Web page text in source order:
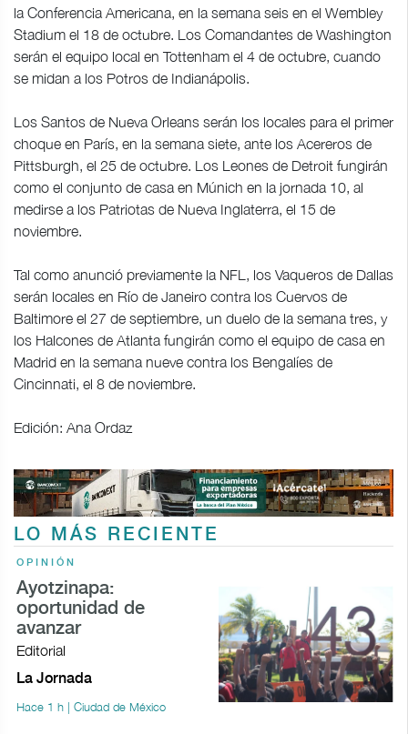
la Conferencia Americana, en la semana seis en el Wembley
Stadium el 18 de octubre. Los Comandantes de Washington
serán el equipo local en Tottenham el 4 de octubre, cuando
se midan a los Potros de Indianápolis.
Los Santos de Nueva Orleans serán los locales para el primer
choque en París, en la semana siete, ante los Acereros de
Pittsburgh, el 25 de octubre. Los Leones de Detroit fungirán
como el conjunto de casa en Múnich en la jornada 10, al
medirse a los Patriotas de Nueva Inglaterra, el 15 de
noviembre.
Tal como anunció previamente la NFL, los Vaqueros de Dallas
serán locales en Río de Janeiro contra los Cuervos de
Baltimore el 27 de septiembre, un duelo de la semana tres, y
los Halcones de Atlanta fungirán como el equipo de casa en
Madrid en la semana nueve contra los Bengalíes de
Cincinnati, el 8 de noviembre.
Edición: Ana Ordaz
LO MÁS RECIENTE
OPINIÓN
Ayotzinapa:
oportunidad de
avanzar
Editorial
La Jornada
Hace 1 h | Ciudad de México